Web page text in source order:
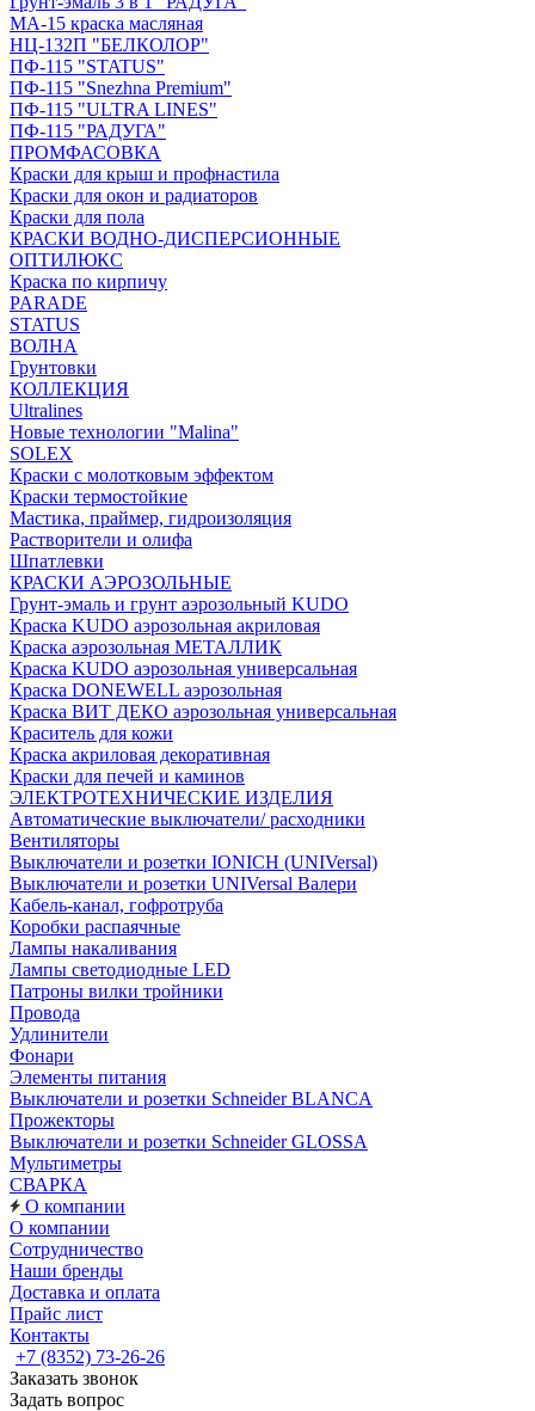
МА-15 краска масляная
НЦ-132П "БЕЛКОЛОР"
ПФ-115 "STATUS"
ПФ-115 "Snezhna Premium"
ПФ-115 "ULTRA LINES"
ПФ-115 "РАДУГА"
ПРОМФАСОВКА
Краски для крыш и профнастила
Краски для окон и радиаторов
Краски для пола
КРАСКИ ВОДНО-ДИСПЕРСИОННЫЕ
ОПТИЛЮКС
Краска по кирпичу
PARADE
STATUS
ВОЛНА
Грунтовки
КОЛЛЕКЦИЯ
Ultralines
Новые технологии "Malina"
SOLEX
Краски с молотковым эффектом
Краски термостойкие
Мастика, праймер, гидроизоляция
Растворители и олифа
Шпатлевки
КРАСКИ АЭРОЗОЛЬНЫЕ
Грунт-эмаль и грунт аэрозольный KUDO
Краска KUDO аэрозольная акриловая
Краска аэрозольная МЕТАЛЛИК
Краска KUDO аэрозольная универсальная
Краска DONEWELL аэрозольная
Краска ВИТ ДЕКО аэрозольная универсальная
Краситель для кожи
Краска акриловая декоративная
Краски для печей и каминов
ЭЛЕКТРОТЕХНИЧЕСКИЕ ИЗДЕЛИЯ
Автоматические выключатели/ расходники
Вентиляторы
Выключатели и розетки IONICH (UNIVersal)
Выключатели и розетки UNIVersal Валери
Кабель-канал, гофротруба
Коробки распаячные
Лампы накаливания
Лампы светодиодные LED
Патроны вилки тройники
Провода
Удлинители
Фонари
Элементы питания
Выключатели и розетки Schneider BLANCA
Прожекторы
Выключатели и розетки Schneider GLOSSA
Мультиметры
СВАРКА
О компании
О компании
Сотрудничество
Наши бренды
Доставка и оплата
Прайс лист
Контакты
+7 (8352) 73-26-26
Заказать звонок
Задать вопрос